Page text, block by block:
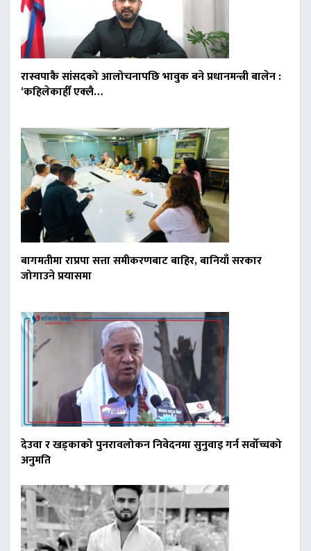
रास्वपाकै सांसदको आलोचनापछि भावुक बने प्रधानमन्त्री बालेन :
‘कहिलेकाहीँ एक्लै…
बागमतीमा राप्रपा सत्ता समीकरणबाट बाहिर, बानियाँ सरकार
जोगाउने प्रयासमा
देउवा र खड्काको पुनरावलोकन निवेदनमा सुनुवाइ गर्न सर्वोच्चको
अनुमति